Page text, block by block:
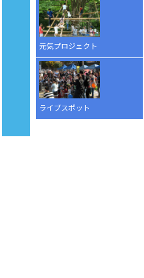
元気プロジェクト
ライブスポット